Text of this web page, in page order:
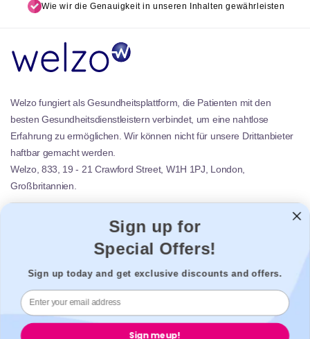
Wie wir die Genauigkeit in unseren Inhalten gewährleisten
Welzo fungiert als Gesundheitsplattform, die Patienten mit den
besten Gesundheitsdienstleistern verbindet, um eine nahtlose
Erfahrung zu ermöglichen. Wir können nicht für unsere Drittanbieter
haftbar gemacht werden.
Welzo, 833, 19 - 21 Crawford Street, W1H 1PJ, London,
Großbritannien.
Legal
Sicherung
Sign up for
Special Offers!
Sign up today and get exclusive discounts and offers.
Sign me up!